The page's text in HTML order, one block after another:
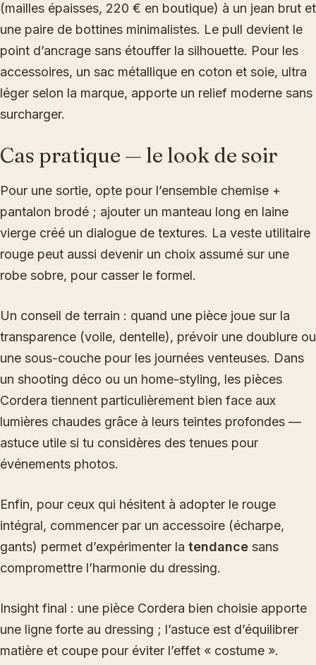
(mailles épaisses, 220 € en boutique) à un jean brut et
une paire de bottines minimalistes. Le pull devient le
point d’ancrage sans étouffer la silhouette. Pour les
accessoires, un sac métallique en coton et soie, ultra
léger selon la marque, apporte un relief moderne sans
surcharger.
Cas pratique — le look de soir
Pour une sortie, opte pour l’ensemble chemise +
pantalon brodé ; ajouter un manteau long en laine
vierge créé un dialogue de textures. La veste utilitaire
rouge peut aussi devenir un choix assumé sur une
robe sobre, pour casser le formel.
Un conseil de terrain : quand une pièce joue sur la
transparence (voile, dentelle), prévoir une doublure ou
une sous-couche pour les journées venteuses. Dans
un shooting déco ou un home-styling, les pièces
Cordera tiennent particulièrement bien face aux
lumières chaudes grâce à leurs teintes profondes —
astuce utile si tu considères des tenues pour
événements photos.
Enfin, pour ceux qui hésitent à adopter le rouge
intégral, commencer par un accessoire (écharpe,
gants) permet d’expérimenter la tendance sans
compromettre l’harmonie du dressing.
Insight final : une pièce Cordera bien choisie apporte
une ligne forte au dressing ; l’astuce est d’équilibrer
matière et coupe pour éviter l’effet « costume ».